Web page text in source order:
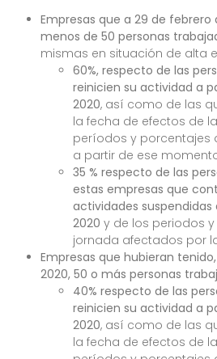
Empresas que a 29 de
menos de 50 personas
mismas en situación de alta
60%, respecto de las
reinicien su actividad a
2020, así como de las
la fecha de efectos de
períodos y porcentajes
a partir de ese
35 % respecto de las
estas empresas que
actividades suspendidas
2020 y de los periodos
jornada afectados por
Empresas que hubieran
2020, 50 o más personas
40% respecto de las
reinicien su actividad a
2020, así como de las
la fecha de efectos de